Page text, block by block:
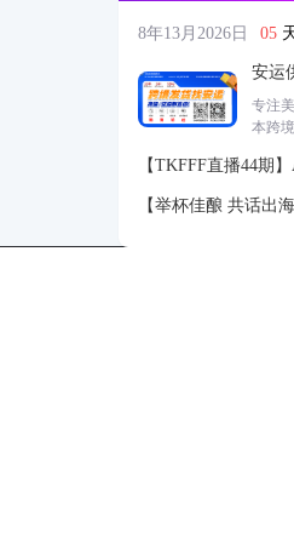
8年13月2026日 05
安运
专注
本跨
【TKFFF直播44期
带货视频
【举杯佳酿 共话出